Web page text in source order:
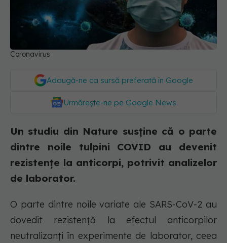
Coronavirus
Adaugă-ne ca sursă preferată în Google
Urmărește-ne pe Google News
Un studiu din Nature susține că o parte
dintre noile tulpini COVID au devenit
rezistențe la anticorpi, potrivit analizelor
de laborator.
O parte dintre noile variate ale SARS-CoV-2 au
dovedit rezistenţă la efectul anticorpilor
neutralizanţi în experimente de laborator, ceea